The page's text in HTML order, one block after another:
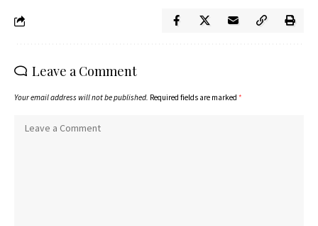
Leave a Comment
Your email address will not be published. Required fields are marked *